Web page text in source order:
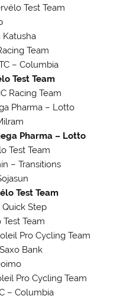
Test Team
Katusha
Team
– Columbia
Test Team
Racing Team
Pharma – Lotto
Pharma – Lotto
Test Team
– Transitions
Test Team
Quick Step
Team
Pro Cycling Team
Bank
Pro Cycling Team
– Columbia